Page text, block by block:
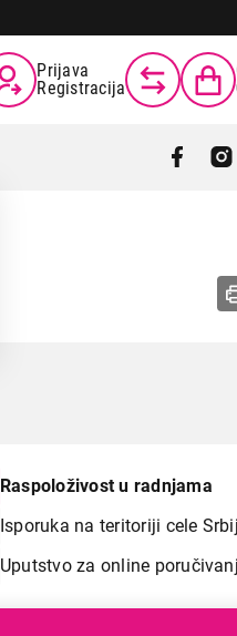
Prijava
Registracija
Raspoloživost u radnjama
Isporuka na teritoriji cele
Uputstvo za online